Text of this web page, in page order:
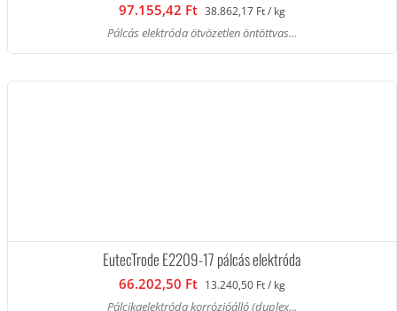
97.155,42 Ft 38.862,17 Ft / kg
Pálcás elektróda ötvözetlen öntöttvas...
EutecTrode E2209-17 pálcás elektróda
66.202,50 Ft 13.240,50 Ft / kg
Pálcikaelektróda korrózióálló (duplex...